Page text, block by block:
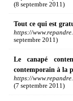
(8 septembre 2011)
Tout ce qui est
https://
septembre 2011)
Le canapé
contemporain à la
https://
(7 septembre 2011)